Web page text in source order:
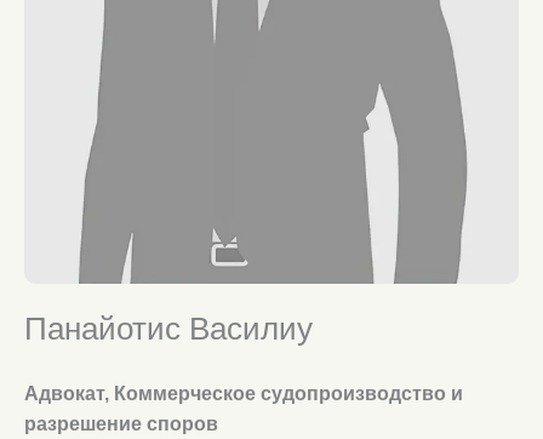
Панайотис Василиу
Адвокат, Коммерческое судопроизводство и
разрешение споров